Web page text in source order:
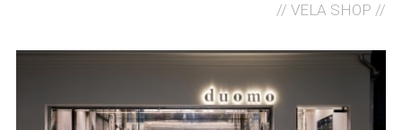
//VELA SHOP //